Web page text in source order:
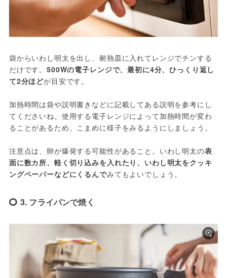
袋からいわし明太を出し、耐熱皿に入れてレンジでチンする
だけです。500Wの電子レンジで、最初に4分、ひっくり返し
て2分ほどが目安です。
加熱時間は袋や説明書きなどに記載してある説明を参考にし
てくださいね。使用する電子レンジによって加熱時間が変わ
ることがあるため、こまめに様子をみるようにしましょう。
注意点は、卵が爆発する可能性があること。いわし明太の表
面に数カ所、軽く切り込みを入れたり、いわし明太をクッキ
ングペーパーなどにくるんでみてもよいでしょう。
3. フライパンで焼く